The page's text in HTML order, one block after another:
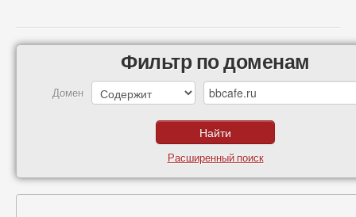
Фильтр по доменам
Домен
Расширенный поиск